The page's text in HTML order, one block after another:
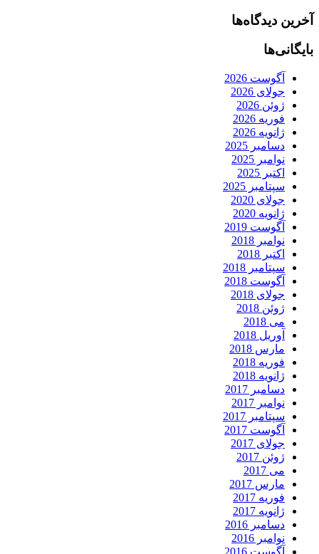
آخرین دیدگاه‌ها
بایگانی‌ها
آگوست 2026
جولای 2026
ژوئن 2026
فوریه 2026
ژانویه 2026
دسامبر 2025
نوامبر 2025
اکتبر 2025
سپتامبر 2025
جولای 2020
ژانویه 2020
آگوست 2019
نوامبر 2018
اکتبر 2018
سپتامبر 2018
آگوست 2018
جولای 2018
ژوئن 2018
می 2018
آوریل 2018
مارس 2018
فوریه 2018
ژانویه 2018
دسامبر 2017
نوامبر 2017
سپتامبر 2017
آگوست 2017
جولای 2017
ژوئن 2017
می 2017
مارس 2017
فوریه 2017
ژانویه 2017
دسامبر 2016
نوامبر 2016
آگوست 2016